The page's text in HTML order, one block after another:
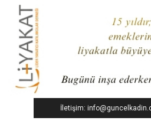
İletişim: